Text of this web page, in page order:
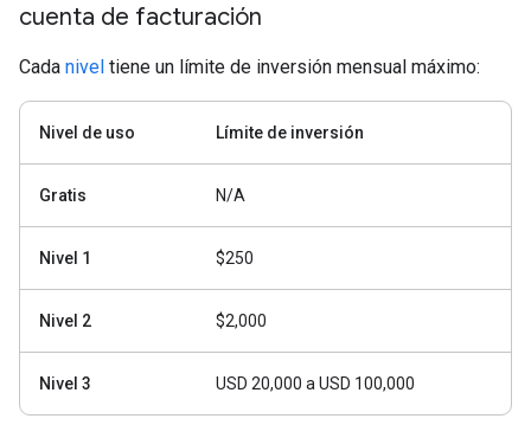
cuenta de facturación
Cada nivel tiene un límite de inversión mensual máximo:
Nivel de uso Límite de inversión
Gratis N/A
Nivel 1 $250
Nivel 2 $2,000
Nivel 3 USD 20,000 a USD 100,000